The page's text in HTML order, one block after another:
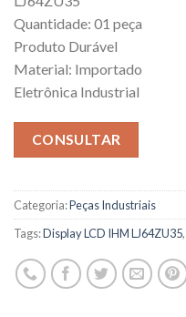
Quantidade: 01 peça
Produto Durável
Material: Importado
Eletrônica Industrial
CONSULTAR
Categoria:Peças Industriais
Tags:Display LCD IHM LJ64ZU35,